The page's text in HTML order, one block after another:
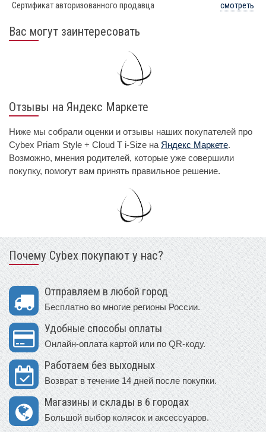
Сертификат авторизованного продавца
смотреть
Вас могут заинтересовать
Отзывы на Яндекс Маркете
Ниже мы собрали оценки и отзывы наших покупателей про
Cybex Priam Style + Cloud T i-Size на Яндекс Маркете.
Возможно, мнения родителей, которые уже совершили
покупку, помогут вам принять правильное решение.
Почему Cybex покупают у нас?
Отправляем в любой город
Бесплатно во многие регионы России.
Удобные способы оплаты
Онлайн-оплата картой или по QR-коду.
Работаем без выходных
Возврат в течение 14 дней после покупки.
Магазины и склады в 6 городах
Большой выбор колясок и аксессуаров.